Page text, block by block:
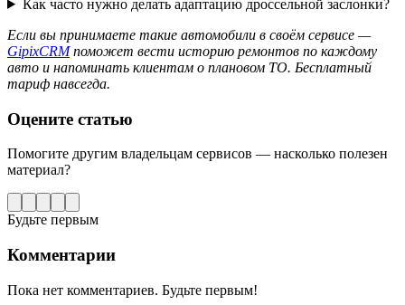
Как часто нужно делать адаптацию дроссельной заслонки?
Если вы принимаете такие автомобили в своём сервисе —
GipixCRMпоможет вести историю ремонтов по каждому
авто и напоминать клиентам о плановом ТО. Бесплатный
тариф навсегда.
Оцените статью
Помогите другим владельцам сервисов — насколько полезен
материал?
Будьте первым
Комментарии
Пока нет комментариев. Будьте первым!